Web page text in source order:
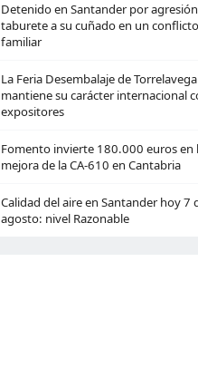
Detenido en Santander por
taburete a su cuñado en un conflicto
familiar
La Feria Desembalaje de Torrelavega
mantiene su carácter internacional
expositores
Fomento invierte 180.000 euros en
mejora de la CA-610 en Cantabria
Calidad del aire en Santander hoy 7
agosto: nivel Razonable